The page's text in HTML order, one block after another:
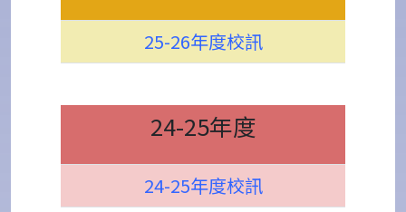
25-26年度校訊
24-25年度
24-25年度校訊